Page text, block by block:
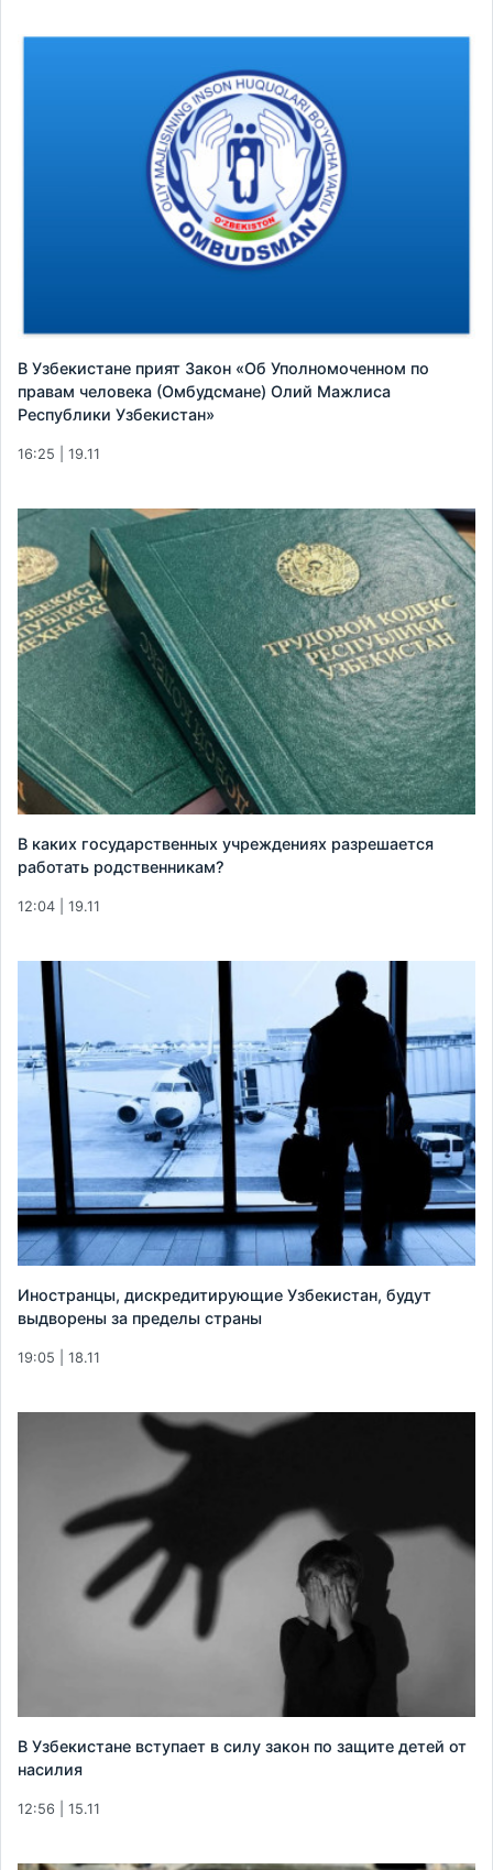
В Узбекистане прият Закон «Об Уполномоченном по
правам человека (Омбудсмане) Олий Мажлиса
Республики Узбекистан»
16:25 | 19.11
В каких государственных учреждениях разрешается
работать родственникам?
12:04 | 19.11
Иностранцы, дискредитирующие Узбекистан, будут
выдворены за пределы страны
19:05 | 18.11
В Узбекистане вступает в силу закон по защите детей от
насилия
12:56 | 15.11